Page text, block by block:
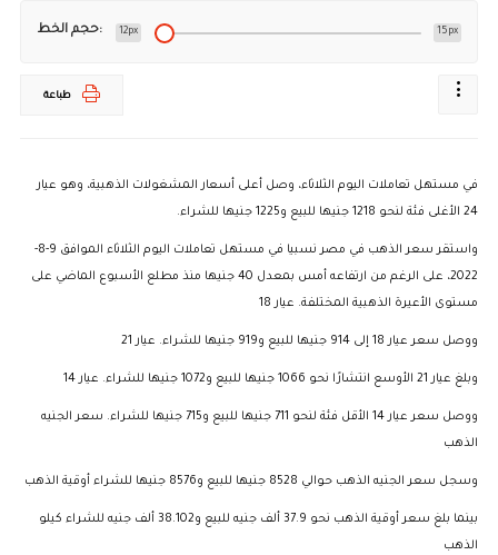
حجم الخط: 12px 15px
طباعة
في مستهل تعاملات اليوم الثلاثاء، وصل أعلى أسعار المشغولات الذهبية، وهو عيار
24 الأغلى فئة لنحو 1218 جنيها للبيع و1225 جنيها للشراء.
واستقر سعر الذهب في مصر نسبيا في مستهل تعاملات اليوم الثلاثاء الموافق 9-8-
2022، على الرغم من ارتفاعه أمس بمعدل 40 جنيها منذ مطلع الأسبوع الماضي على
مستوى الأعيرة الذهبية المختلفة. عيار 18
ووصل سعر عيار 18 إلى 914 جنيها للبيع و919 جنيها للشراء. عيار 21
وبلغ عيار 21 الأوسع انتشارًا نحو 1066 جنيها للبيع و1072 جنيها للشراء. عيار 14
ووصل سعر عيار 14 الأقل فئة لنحو 711 جنيها للبيع و715 جنيها للشراء. سعر الجنيه
الذهب
وسجل سعر الجنيه الذهب حوالي 8528 جنيها للبيع و8576 جنيها للشراء أوقية الذهب
بينما بلغ سعر أوقية الذهب نحو 37.9 ألف جنيه للبيع و38.102 ألف جنيه للشراء كيلو
الذهب